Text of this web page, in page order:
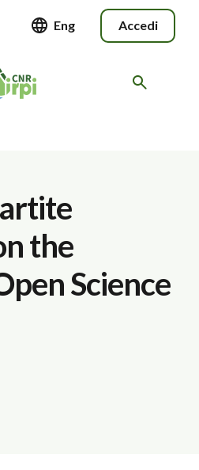
Eng Accedi
the
Science